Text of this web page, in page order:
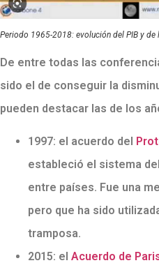
Periodo 1965-2018: evolución del PIB y de
De entre todas las
sido el de conseguir la
pueden destacar las de los
1997: el acuerdo del
estableció el sistema
entre países. Fue una
pero que ha sido
tramposa.
2015: el Acuerdo de